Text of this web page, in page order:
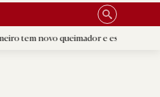
queimador e escultura de Nossa